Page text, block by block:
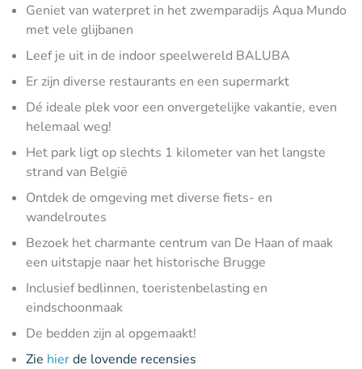
Geniet van waterpret in het zwemparadijs Aqua Mundo
met vele glijbanen
Leef je uit in de indoor speelwereld BALUBA
Er zijn diverse restaurants en een supermarkt
Dé ideale plek voor een onvergetelijke vakantie, even
helemaal weg!
Het park ligt op slechts 1 kilometer van het langste
strand van België
Ontdek de omgeving met diverse fiets- en
wandelroutes
Bezoek het charmante centrum van De Haan of maak
een uitstapje naar het historische Brugge
Inclusief bedlinnen, toeristenbelasting en
eindschoonmaak
De bedden zijn al opgemaakt!
Zie hierde lovende recensies